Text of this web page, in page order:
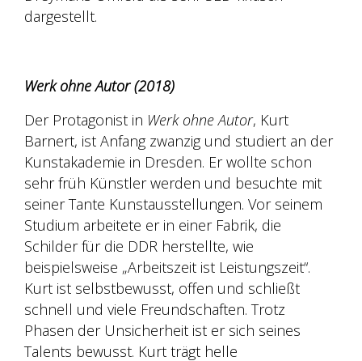
dargestellt.
Werk ohne Autor (2018)
Der Protagonist in Werk ohne Autor, Kurt
Barnert, ist Anfang zwanzig und studiert an der
Kunstakademie in Dresden. Er wollte schon
sehr früh Künstler werden und besuchte mit
seiner Tante Kunstausstellungen. Vor seinem
Studium arbeitete er in einer Fabrik, die
Schilder für die DDR herstellte, wie
beispielsweise „Arbeitszeit ist Leistungszeit“.
Kurt ist selbstbewusst, offen und schließt
schnell und viele Freundschaften. Trotz
Phasen der Unsicherheit ist er sich seines
Talents bewusst. Kurt trägt helle